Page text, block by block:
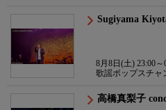
Sugiyama
8月8日(土) 23:00～
歌謡ポップスチャ
高橋真梨子